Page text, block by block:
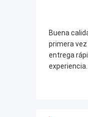
Buena
primera vez
entrega
experiencia.